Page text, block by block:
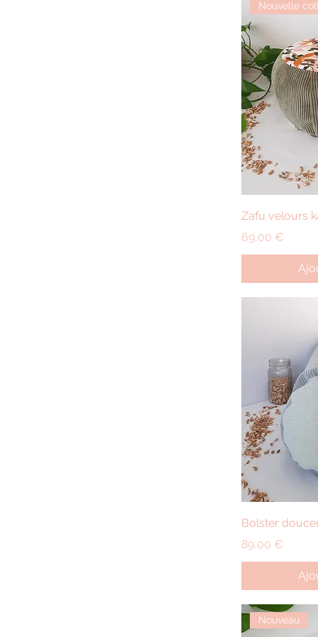
Nouvelle
Zafu velours
Prix
69,00 €
Bolster
Prix
89,00 €
Nouveau